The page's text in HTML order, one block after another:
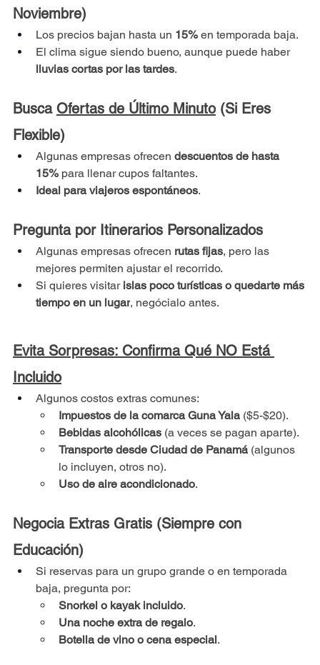
Noviembre)
Los precios bajan hasta un 15% en temporada baja.
El clima sigue siendo bueno, aunque puede haber
lluvias cortas por las tardes.
Busca Ofertas de Último Minuto (Si Eres
Flexible)
Algunas empresas ofrecen descuentos de hasta
15% para llenar cupos faltantes.
Ideal para viajeros espontáneos.
Pregunta por Itinerarios Personalizados
Algunas empresas ofrecen rutas fijas, pero las
mejores permiten ajustar el recorrido.
Si quieres visitar islas poco turísticas o quedarte más
tiempo en un lugar, negócialo antes.
Evita Sorpresas: Confirma Qué NO Está
Incluido
Algunos costos extras comunes:
Impuestos de la comarca Guna Yala ($5-$20).
Bebidas alcohólicas (a veces se pagan aparte).
Transporte desde Ciudad de Panamá (algunos
lo incluyen, otros no).
Uso de aire acondicionado.
Negocia Extras Gratis (Siempre con
Educación)
Si reservas para un grupo grande o en temporada
baja, pregunta por:
Snorkel o kayak incluido.
Una noche extra de regalo.
Botella de vino o cena especial.